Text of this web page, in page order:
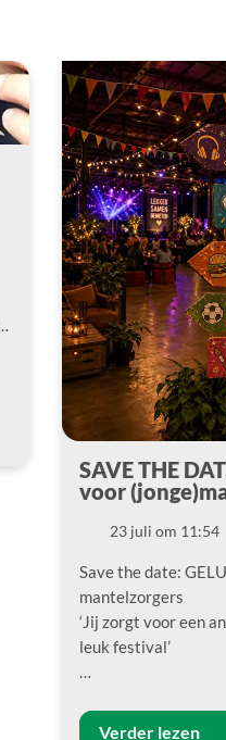
SAVE THE
voor
Datum
23 juli om 11:54
Save the date:
mantelzorgers
‘Jij zorgt voor een
leuk festival’
…
Verder lezen